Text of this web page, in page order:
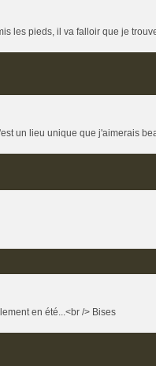
les pieds, il va falloir que je
un lieu unique que j'aimerais
en été...<br /> Bises